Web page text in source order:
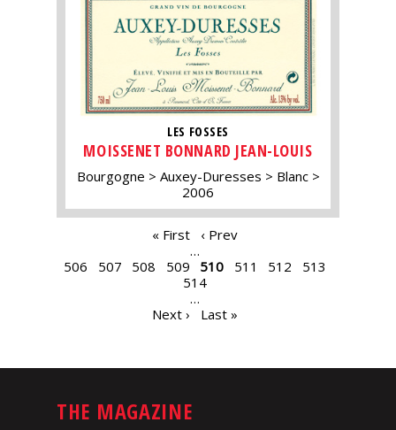
LES FOSSES
MOISSENET BONNARD JEAN-LOUIS
Bourgogne Auxey-Duresses
Blanc
2006
« First
‹ Prev
…
506
507 508 509 510 511 512
513
514
…
Next ›
Last »
THE MAGAZINE